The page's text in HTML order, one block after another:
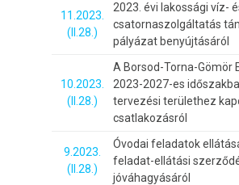
11.2023.
(II.28.)
2023. évi lakossági víz-
csatornaszolgáltatás
pályázat benyújtásáról
10.2023.
(II.28.)
A Borsod-Torna-Gömör
2023-2027-es
tervezési területhez
csatlakozásról
9.2023.
(II.28.)
Óvodai feladatok
feladat-ellátási
jóváhagyásáról